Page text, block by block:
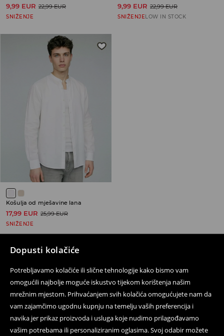
Dopusti kolačiće
Potrebljavamo kolačiće ili slične tehnologije kako bismo vam
omogućili najbolje moguće iskustvo tijekom korištenja našim
mrežnim mjestom. Prihvaćanjem svih kolačića omogućujete nam da
vam zajamčimo ugodnu kupnju na temelju vaših preferencija i
navika jer prikaz proizvoda i usluga koje nudimo prilagođavamo
vašim potrebama ili personaliziranim oglasima. Svoj odabir možete
9,99 EUR 22,99 EUR
SNIŽENJE
9,99 EUR 22,99 EUR
SNIŽENJE LOW IN STOCK
Košulja od mješavine lana
17,99 EUR 25,99 EUR
SNIŽENJE
Prati nas
Pomoć i kontakt